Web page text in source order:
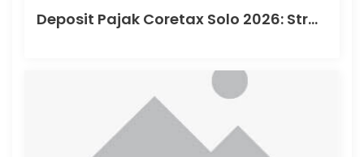
Deposit Pajak Coretax Solo 2026: Strategi Mengatur Saldo Pajak agar Kas Usaha Tetap Aman